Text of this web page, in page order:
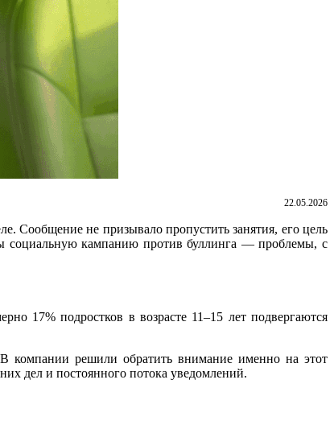
22.05.2026
Сообщение не призывало пропустить занятия, его цель
социальную кампанию против буллинга — проблемы, с
17% подростков в возрасте 11–15 лет подвергаются
компании решили обратить внимание именно на этот
дел и постоянного потока уведомлений.